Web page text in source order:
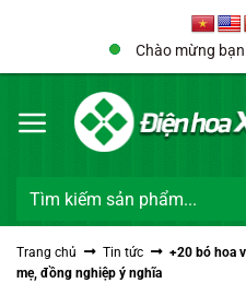
Chào mừng
Tìm
Trang chủ Tin tức
+20 bó hoa
mẹ, đồng nghiệp ý nghĩa